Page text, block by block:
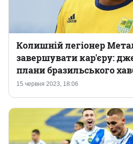
15 червня 2023, 18:06
Колишній легіонер
завершувати кар'єру:
плани бразильського